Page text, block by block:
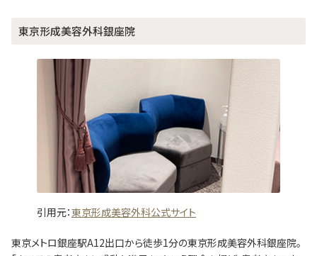
東京形成美容外科銀座院
引用元：東京形成美容外科公式サイト
東京メトロ銀座駅A12出口から徒歩1分の東京形成美容外科銀座院。